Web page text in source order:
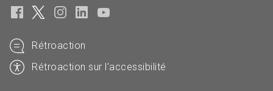
Rétroaction
Rétroaction sur l’accessibilité